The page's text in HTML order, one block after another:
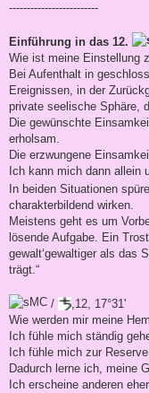
-------------------------
Einführung in das 12.
Wie ist meine Einstellung
Bei Aufenthalt in
Ereignissen, in der
private seelische Sphäre,
Die gewünschte
erholsam.
Die erzwungene
Ich kann mich dann allein
In beiden Situationen
charakterbildend wirken.
Meistens geht es um
lösende Aufgabe. Ein
gewalt‘gewaltiger als das
trägt.“
/
,12, 17°31'
Wie werden mir meine
Ich fühle mich ständig
Ich fühle mich zur
Dadurch lerne ich, meine
Ich erscheine anderen